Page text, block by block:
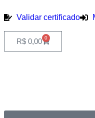
Validar certificado
R$ 0,00 0